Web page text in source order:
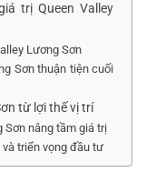
trị Queen Valley
Lương Sơn
Sơn thuận tiện cuối
từ lợi thế vị trí
Sơn nâng tầm giá trị
và triển vọng đầu tư